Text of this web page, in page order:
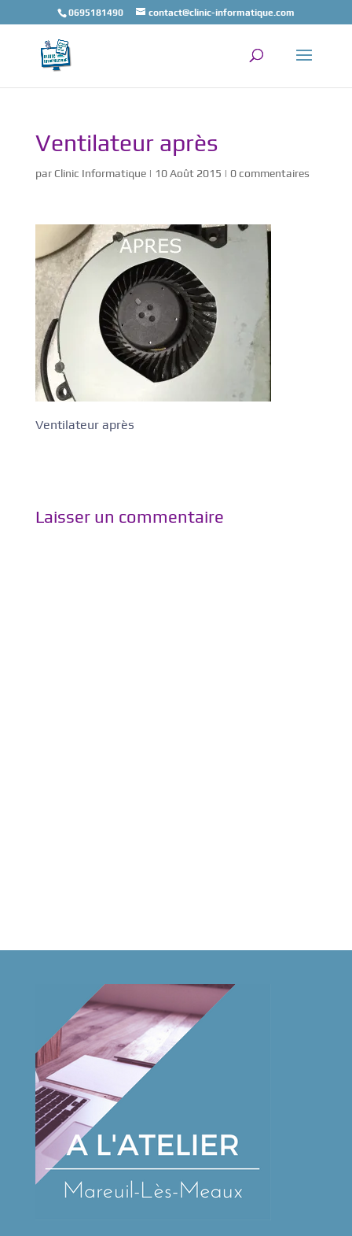
0695181490 contact@clinic-informatique.com
Ventilateur après
par Clinic Informatique| 10 Août 2015 | 0 commentaires
Ventilateur après
Laisser un commentaire